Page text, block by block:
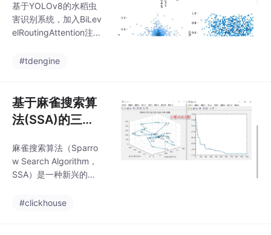
度学习的世界里，MNIS
T手写数字识别是一个
经典的入门项目。今天
Python，用PyTorch构
稻虫害识别系统
探索
基于YOLOv8的水稻虫
害识别系统，加入BiLev
elRoutingAttention注意
要：基于YOLOv8的水
化过程，并加入BiLevel
RoutingAttention注意
力进行优化，最终mAP
0.732含稻秆蝇、二化
螟、褐飞虱、蓟马、蛴
螬、蝼蛄等常见害虫，
1200多张图像，yolo标
#tdengine
基于麻雀搜索算
法(SSA)的三维
维TSP问题。 如
果觉得蚁群算法
麻雀搜索算法（Sparro
w Search Algorithm，
SSA）是一种新兴的群
来源于麻雀群体的觅食
#clickhouse